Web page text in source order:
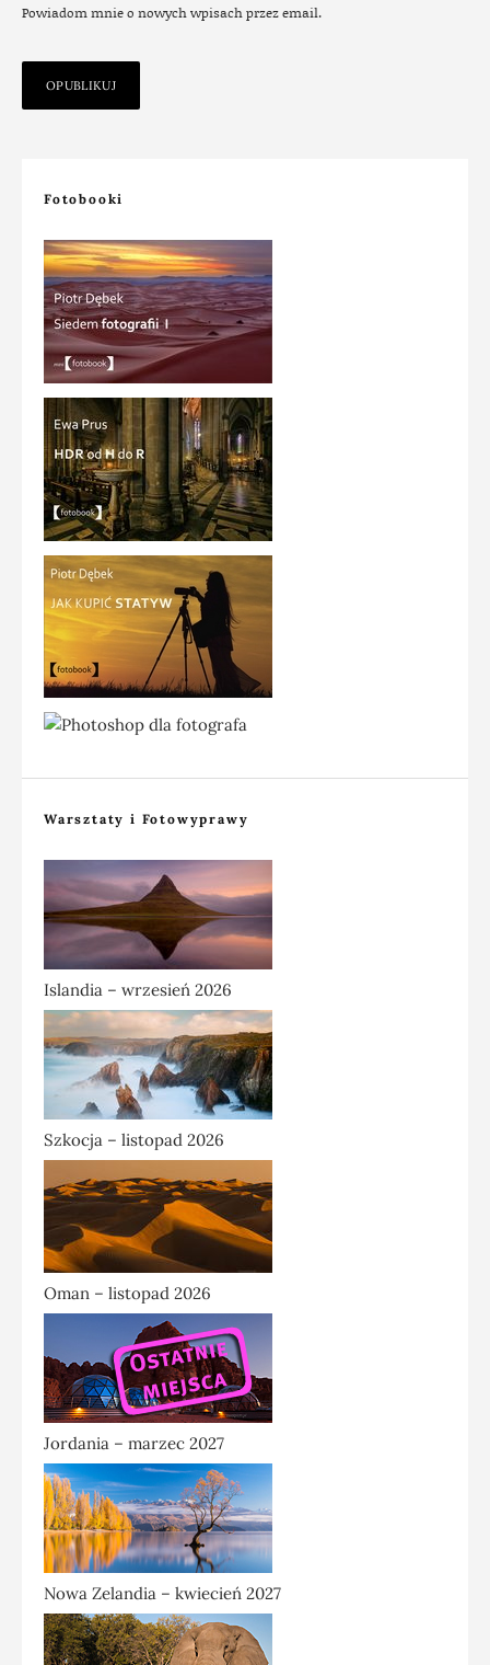
Powiadom mnie o nowych wpisach przez email.
Fotobooki
Warsztaty i Fotowyprawy
Islandia – wrzesień 2026
Szkocja – listopad 2026
Oman – listopad 2026
Jordania – marzec 2027
Nowa Zelandia – kwiecień 2027